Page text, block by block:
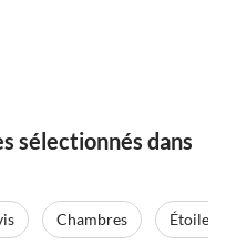
sélectionnés dans
Chambres
Étoiles